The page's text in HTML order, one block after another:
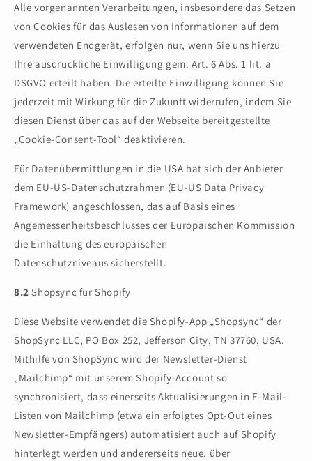
Alle vorgenannten Verarbeitungen, insbesondere das Setzen
von Cookies für das Auslesen von Informationen auf dem
verwendeten Endgerät, erfolgen nur, wenn Sie uns hierzu
Ihre ausdrückliche Einwilligung gem. Art. 6 Abs. 1 lit. a
DSGVO erteilt haben. Die erteilte Einwilligung können Sie
jederzeit mit Wirkung für die Zukunft widerrufen, indem Sie
diesen Dienst über das auf der Webseite bereitgestellte
„Cookie-Consent-Tool“ deaktivieren.
Für Datenübermittlungen in die USA hat sich der Anbieter
dem EU-US-Datenschutzrahmen (EU-US Data Privacy
Framework) angeschlossen, das auf Basis eines
Angemessenheitsbeschlusses der Europäischen Kommission
die Einhaltung des europäischen
Datenschutzniveaus sicherstellt.
8.2 Shopsync für Shopify
Diese Website verwendet die Shopify-App „Shopsync“ der
ShopSync LLC, PO Box 252, Jefferson City, TN 37760, USA.
Mithilfe von ShopSync wird der Newsletter-Dienst
„Mailchimp“ mit unserem Shopify-Account so
synchronisiert, dass einerseits Aktualisierungen in E-Mail-
Listen von Mailchimp (etwa ein erfolgtes Opt-Out eines
Newsletter-Empfängers) automatisiert auch auf Shopify
hinterlegt werden und andererseits neue, über